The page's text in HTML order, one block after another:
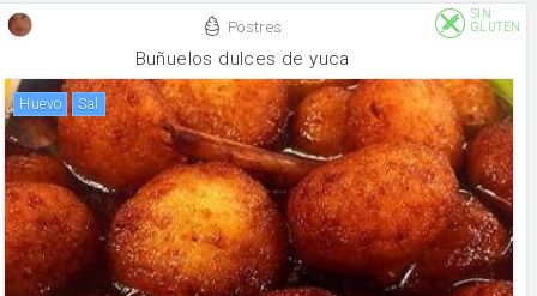
Postres
SIN
GLUTEN
Buñuelos dulces de yuca
huevo sal